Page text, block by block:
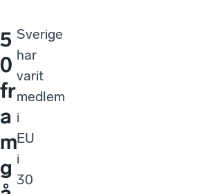
5
0
fr
a
m
g
Sverige
har
varit
medlem
i
EU
i
30